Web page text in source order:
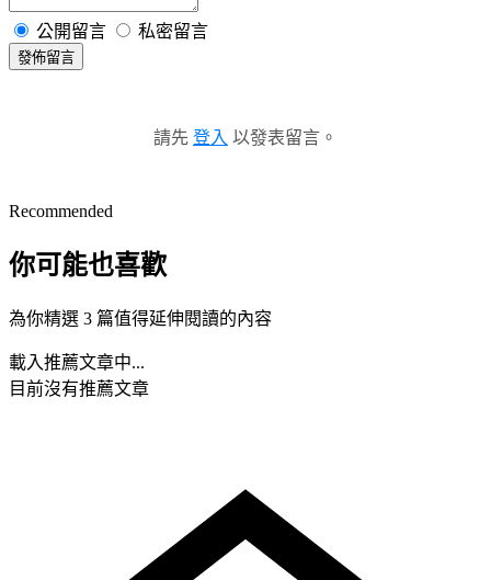
公開留言 私密留言
發佈留言
請先 登入 以發表留言。
Recommended
你可能也喜歡
為你精選 3 篇值得延伸閱讀的內容
載入推薦文章中...
目前沒有推薦文章